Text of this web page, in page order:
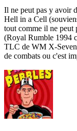
Il ne peut pas y avoir
Hell in a Cell
tout comme il ne peut
(Royal Rumble 1994
TLC de WM X-Seven
de combats ou c'est